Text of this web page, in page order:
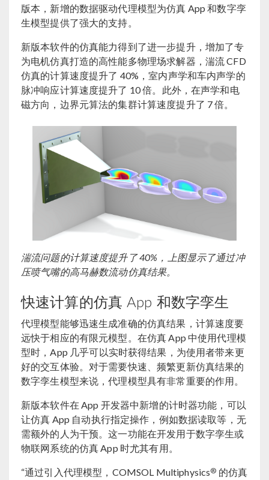
版本，新增的数据驱动代理模型为仿真 App 和数字孪
生模型提供了强大的支持。
新版本软件的仿真能力得到了进一步提升，增加了专
为电机仿真打造的高性能多物理场求解器，湍流 CFD
仿真的计算速度提升了 40%，室内声学和车内声学的
脉冲响应计算速度提升了 10 倍。此外，在声学和电
磁方向，边界元算法的集群计算速度提升了 7 倍。
湍流问题的计算速度提升了 40%，上图显示了通过冲
压喷气嘴的高马赫数流动仿真结果。
快速计算的仿真 App 和数字孪生
代理模型能够迅速生成准确的仿真结果，计算速度要
远快于相应的有限元模型。在仿真 App 中使用代理模
型时，App 几乎可以实时获得结果，为使用者带来更
好的交互体验。对于需要快速、频繁更新仿真结果的
数字孪生模型来说，代理模型具有非常重要的作用。
新版本软件在 App 开发器中新增的计时器功能，可以
让仿真 App 自动执行指定操作，例如数据读取等，无
需额外的人为干预。这一功能在开发用于数字孪生或
物联网系统的仿真 App 时尤其有用。
“通过引入代理模型，COMSOL Multiphysics® 的仿真